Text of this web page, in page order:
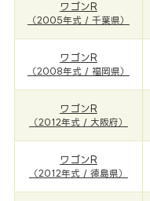
ワゴンR
（2005年式 / 千葉県）
ワゴンR
（2008年式 / 福岡県）
ワゴンR
（2012年式 / 大阪府）
ワゴンR
（2012年式 / 徳島県）